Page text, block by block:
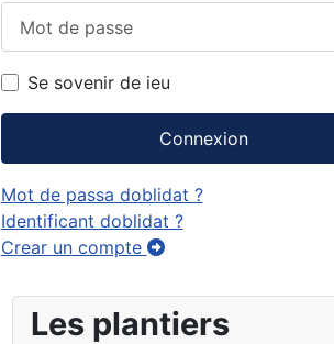
Se sovenir de ieu
Connexion
Mot de passa doblidat ?
Identificant doblidat ?
Crear un compte
Les plantiers